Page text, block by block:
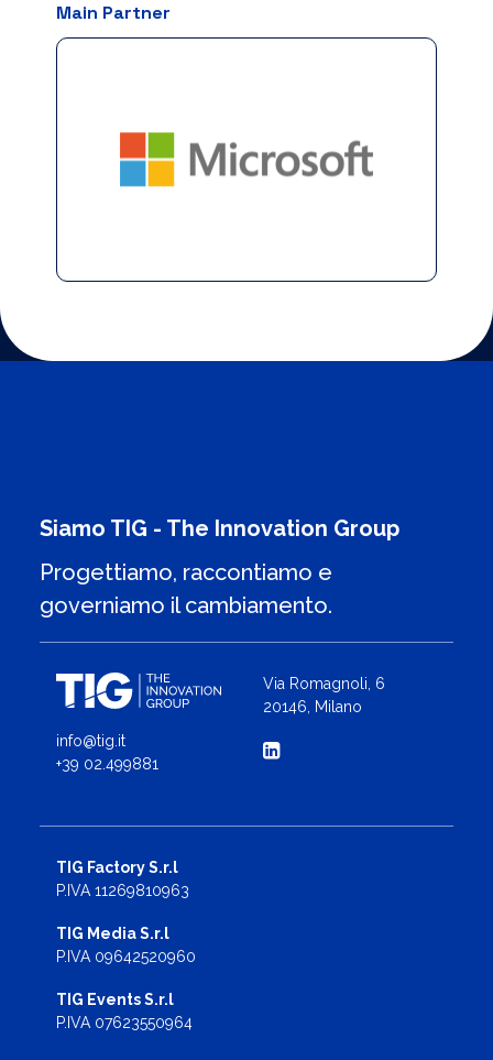
Main Partner
Siamo TIG - The Innovation Group
Progettiamo, raccontiamo e
governiamo il cambiamento.
info@tig.it
+39 02.499881
Via Romagnoli, 6
20146, Milano
TIG Factory S.r.l
P.IVA 11269810963
TIG Media S.r.l
P.IVA 09642520960
TIG Events S.r.l
P.IVA 07623550964